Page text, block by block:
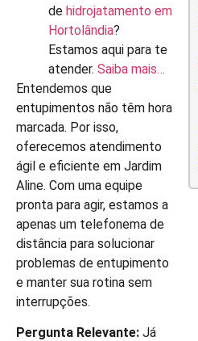
de hidrojatamento em
Hortolândia?
Estamos aqui para te
atender. Saiba mais…
Entendemos que
entupimentos não têm hora
marcada. Por isso,
oferecemos atendimento
ágil e eficiente em Jardim
Aline. Com uma equipe
pronta para agir, estamos a
apenas um telefonema de
distância para solucionar
problemas de entupimento
e manter sua rotina sem
interrupções.
Pergunta Relevante: Já